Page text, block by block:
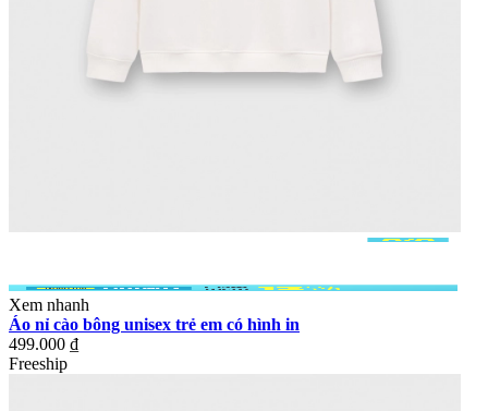
Xem nhanh
Áo nỉ cào bông unisex trẻ em có hình in
499.000 ₫
Freeship